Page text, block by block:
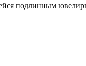
подлинным